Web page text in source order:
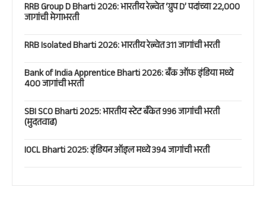
RRB Group D Bharti 2026: भारतीय रेल्वेत ‘ग्रुप D’ पदांच्या 22,000
जागांची मेगाभरती
RRB Isolated Bharti 2026: भारतीय रेल्वेत 311 जागांची भरती
Bank of India Apprentice Bharti 2026: बँक ऑफ इंडिया मध्ये
400 जागांची भरती
SBI SCO Bharti 2025: भारतीय स्टेट बँकेत 996 जागांची भरती
(मुदतवाढ)
IOCL Bharti 2025: इंडियन ऑइल मध्ये 394 जागांची भरती